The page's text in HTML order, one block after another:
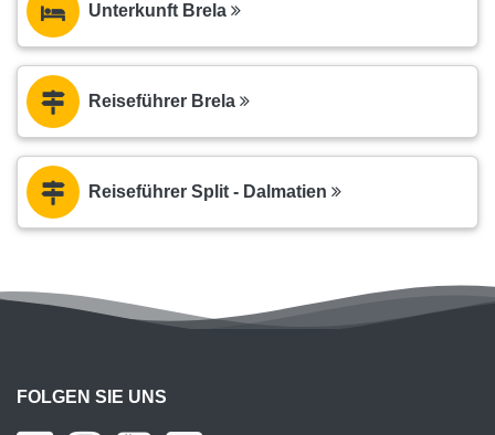
Unterkunft Brela
Reiseführer Brela
Reiseführer Split - Dalmatien
FOLGEN SIE UNS